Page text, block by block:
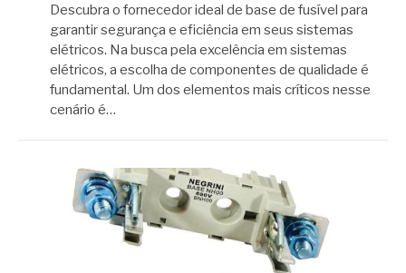
Descubra o fornecedor ideal de base de fusível para
garantir segurança e eficiência em seus sistemas
elétricos. Na busca pela excelência em sistemas
elétricos, a escolha de componentes de qualidade é
fundamental. Um dos elementos mais críticos nesse
cenário é…